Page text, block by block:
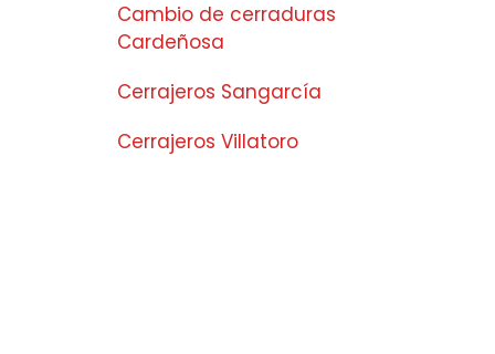
Cambio de cerraduras
Cardeñosa
Cerrajeros Sangarcía
Cerrajeros Villatoro